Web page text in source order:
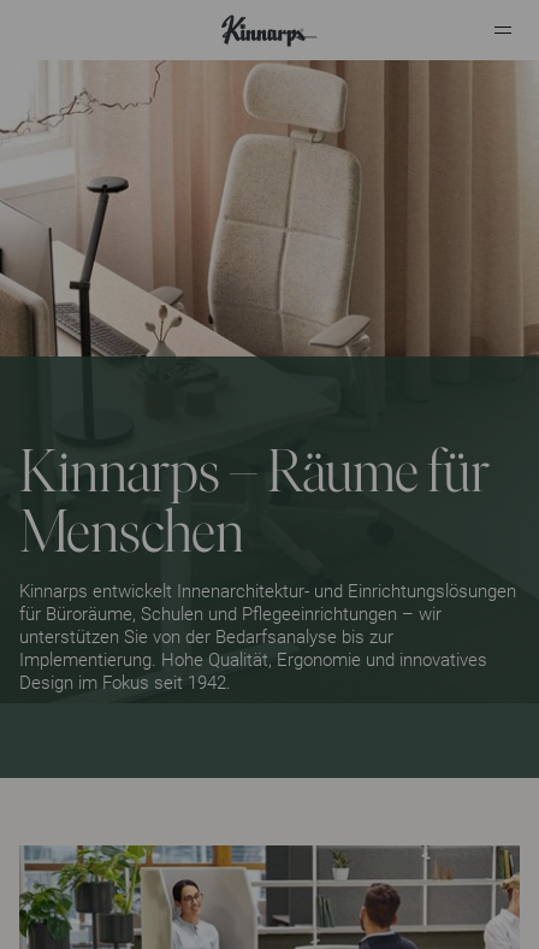
?
?
Kinnarps – Räume für
Menschen
Kinnarps entwickelt Innenarchitektur- und Einrichtungslösungen
für Büroräume, Schulen und Pflegeeinrichtungen – wir
unterstützen Sie von der Bedarfsanalyse bis zur
Implementierung. Hohe Qualität, Ergonomie und innovatives
Design im Fokus seit 1942.